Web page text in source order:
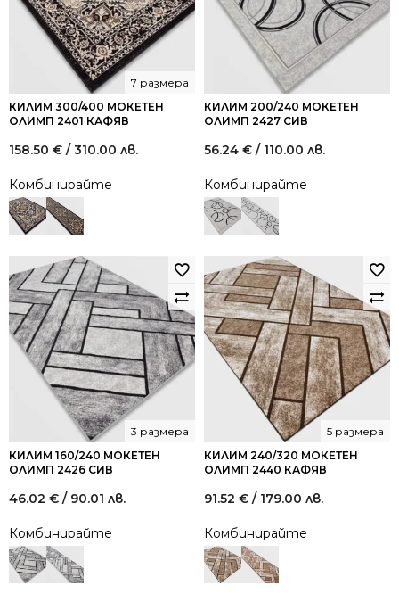
КИЛИМ 300/400 МОКЕТЕН
ОЛИМП 2401 КАФЯВ
7 размера
158.50 € / 310.00 лв.
Комбинирайте
КИЛИМ 200/240 МОКЕТЕН
ОЛИМП 2427 СИВ
56.24 € / 110.00 лв.
Комбинирайте
КИЛИМ 160/240 МОКЕТЕН
ОЛИМП 2426 СИВ
3 размера
46.02 € / 90.01 лв.
Комбинирайте
КИЛИМ 240/320 МОКЕТЕН
ОЛИМП 2440 КАФЯВ
5 размера
91.52 € / 179.00 лв.
Комбинирайте